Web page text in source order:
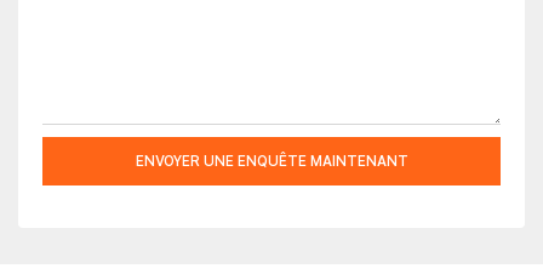
ENVOYER UNE ENQUÊTE MAINTENANT